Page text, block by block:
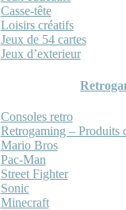
Casse-tête
Loisirs créatifs
Jeux de 54 cartes
Jeux d’exterieur
Consoles retro
Retrogaming – Produits
Mario Bros
Pac-Man
Street Fighter
Sonic
Minecraft